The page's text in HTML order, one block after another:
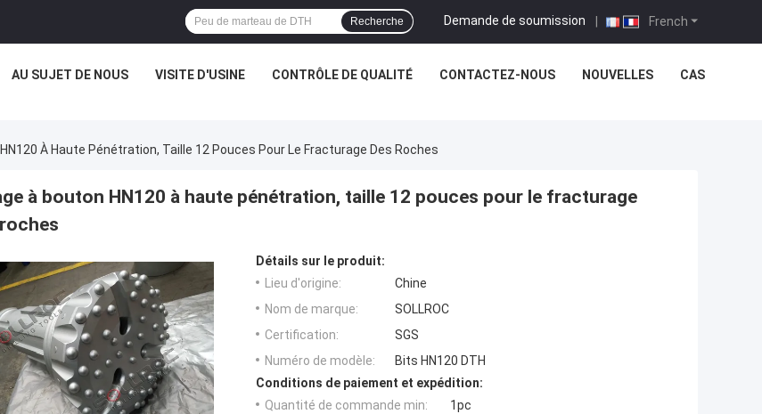
French
Demande de soumission |
Recherche
AU SUJET DE NOUS VISITE D'USINE CONTRÔLE DE QUALITÉ CONTACTEZ-NOUS NOUVELLES CAS
À Haute Pénétration, Taille 12 Pouces Pour Le Fracturage Des Roches
à bouton HN120 à haute pénétration, taille 12 pouces pour le fracturage
Détails sur le produit:
Lieu d'origine:
Chine
Nom de marque:
SOLLROC
Certification:
SGS
Numéro de modèle:
Bits HN120 DTH
Conditions de paiement et expédition:
Quantité de commande min:
1pc